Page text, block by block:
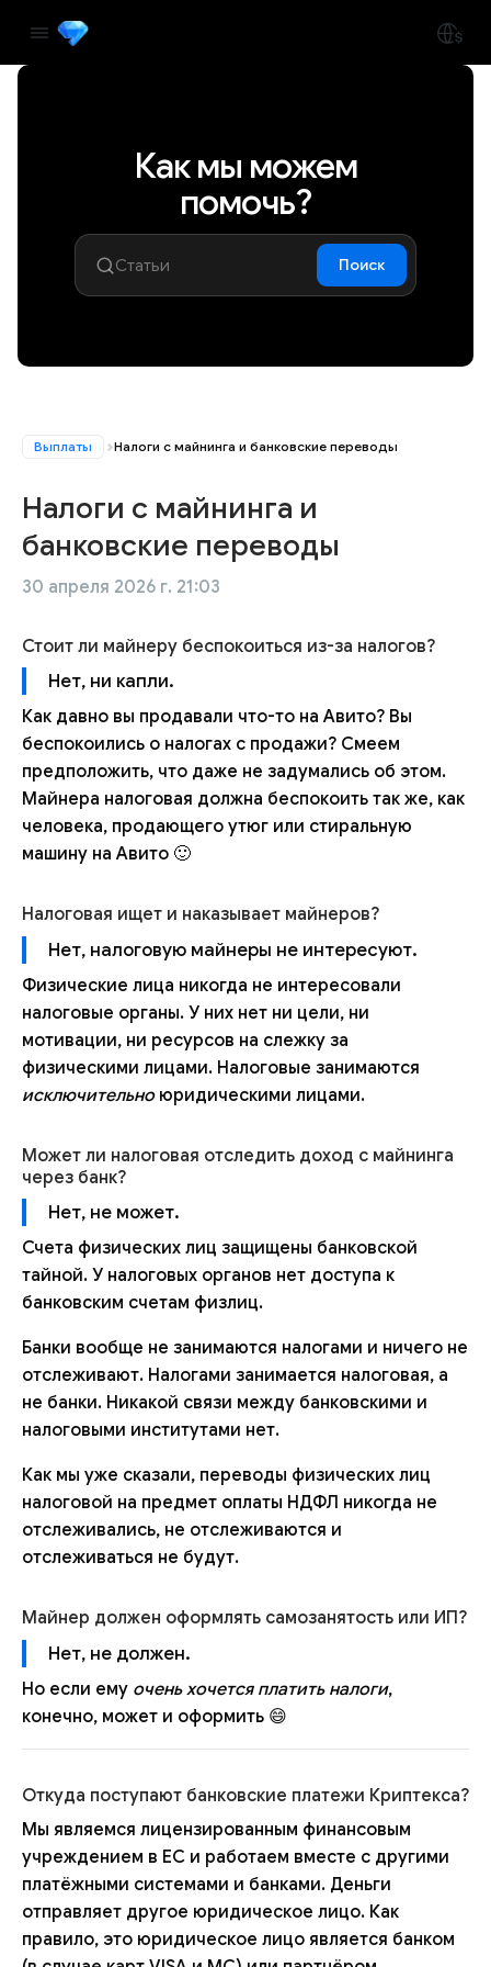
Как мы можем
помочь?
Поиск
Выплаты Налоги с майнинга и банковские переводы
Налоги с майнинга и
банковские переводы
30 апреля 2026 г. 21:03
Стоит ли майнеру беспокоиться из-за налогов?
Нет, ни капли.
Как давно вы продавали что-то на Авито? Вы
беспокоились о налогах с продажи? Смеем
предположить, что даже не задумались об этом.
Майнера налоговая должна беспокоить так же, как
человека, продающего утюг или стиральную
машину на Авито 🙂
Налоговая ищет и наказывает майнеров?
Нет, налоговую майнеры не интересуют.
Физические лица никогда не интересовали
налоговые органы. У них нет ни цели, ни
мотивации, ни ресурсов на слежку за
физическими лицами. Налоговые занимаются
исключительноюридическими лицами.
Может ли налоговая отследить доход с майнинга
через банк?
Нет, не может.
Счета физических лиц защищены банковской
тайной. У налоговых органов нет доступа к
банковским счетам физлиц.
Банки вообще не занимаются налогами и ничего не
отслеживают. Налогами занимается налоговая, а
не банки. Никакой связи между банковскими и
налоговыми институтами нет.
Как мы уже сказали, переводы физических лиц
налоговой на предмет оплаты НДФЛ никогда не
отслеживались, не отслеживаются и
отслеживаться не будут.
Майнер должен оформлять самозанятость или ИП?
Нет, не должен.
Но если ему очень хочется платить налоги,
конечно, может и оформить 😄
Откуда поступают банковские платежи Криптекса?
Мы являемся лицензированным финансовым
учреждением в ЕС и работаем вместе с другими
платёжными системами и банками. Деньги
отправляет другое юридическое лицо. Как
правило, это юридическое лицо является банком